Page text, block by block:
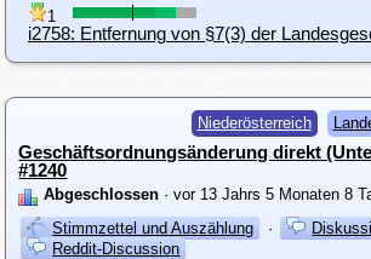
1
Niederösterreich
Geschäftsordnungsänderung direkt
#1240
Abgeschlossen · vor 13 Jahrs 5 Monaten 8
Stimmzettel und Auszählung
·
Reddit-Discussion